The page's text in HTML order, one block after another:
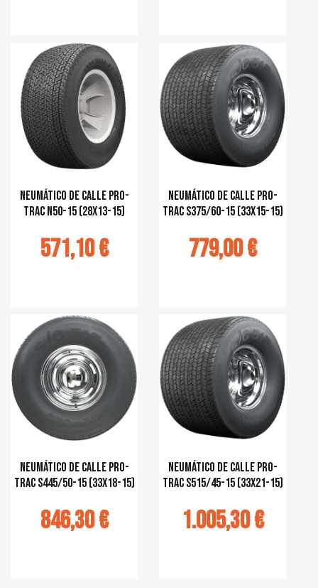
au panier Ajouter au panier
Neumático de calle Pro-
Trac N50-15 (28x13-15)
571,10 €
au panier
Neumático de calle Pro-
Trac S375/60-15 (33x15-15)
779,00 €
Ajouter au panier
Neumático de calle Pro-
Trac S445/50-15 (33x18-15)
846,30 €
Neumático de calle Pro-
Trac S515/45-15 (33x21-15)
1.005,30 €